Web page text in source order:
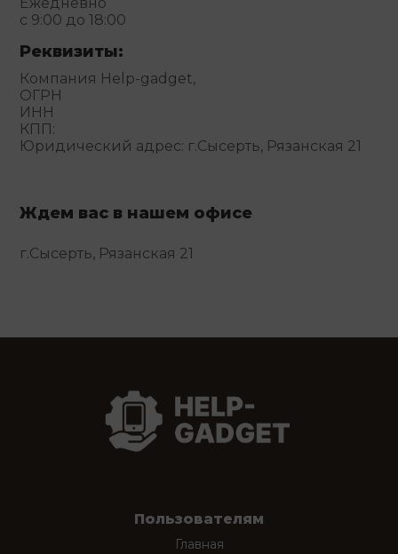
с 9:00 до 18:00
Реквизиты:
Компания Help-gadget,
ОГРН
ИНН
КПП:
Юридический адрес: г.Сысерть, Рязанская 21
Ждем вас в нашем офисе
г.Сысерть, Рязанская 21
Пользователям
Главная